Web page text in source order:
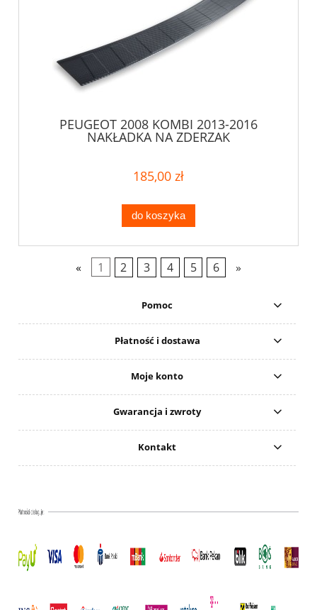
PEUGEOT 2008 KOMBI 2013-2016
NAKŁADKA NA ZDERZAK
185,00 zł
do koszyka
« 1 2 3 4 5 6 »
Pomoc
Płatność i dostawa
Moje konto
Gwarancja i zwroty
Kontakt